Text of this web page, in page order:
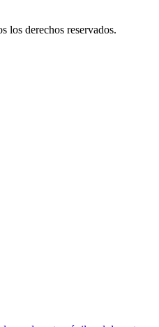
los derechos reservados.